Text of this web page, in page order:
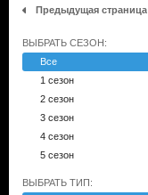
Предыдущая страница
ВЫБРАТЬ СЕЗОН:
Все
1 сезон
2 сезон
3 сезон
4 сезон
5 сезон
ВЫБРАТЬ ТИП: